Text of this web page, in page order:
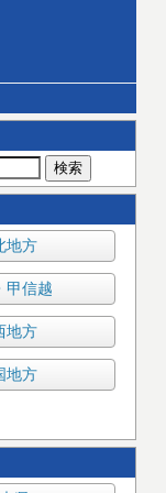
地方
甲信越
地方
地方